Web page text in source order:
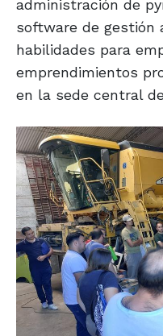
administración de
software de gestión
habilidades para
emprendimientos
en la sede central